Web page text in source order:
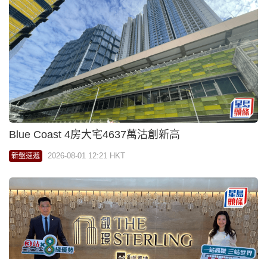
Blue Coast 4房大宅4637萬沽創新高
新盤速遞 2026-08-01 12:21 HKT